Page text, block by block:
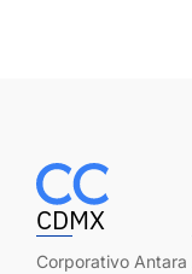
CDMX
Corporativo Antara